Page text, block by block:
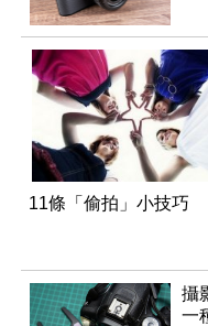
11條「偷拍」小技巧
攝
一